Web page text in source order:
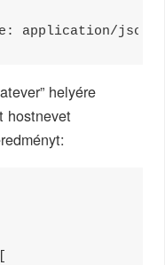
helyére
hostnevet